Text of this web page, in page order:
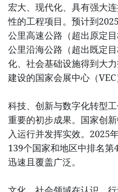
宏大、现代化、具有强大
性的工程项目。预计到
公里高速公路（超出原定
公里沿海公路（超出既定
化、社会基础设施得到大
建设的国家会展中心（VEC
科技、创新与数字化转型
重要的初步成果。国家创
入运行并发挥实效。2025
139个国家和地区中排名
迅速且覆盖广泛。